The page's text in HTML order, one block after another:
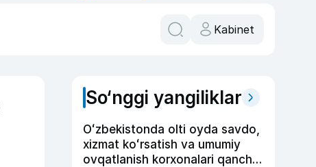
Kabinet
So‘nggi yangiliklar
Oʻzbekistonda olti oyda savdo,
xizmat koʻrsatish va umumiy
ovqatlanish korxonalari qancha